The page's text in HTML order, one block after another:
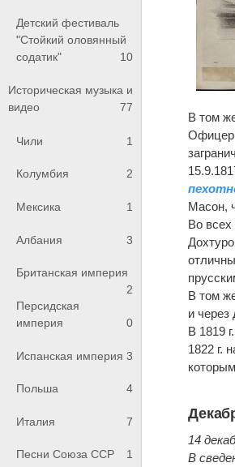
Детский фестиваль
"Стойкий оловянный
содатик"
10
Историческая музыка и
видео
77
Чили 1
Колумбия 2
Мексика 1
Албания 3
Британская империя
2
Персидская
империя
0
Испанская империя 3
Польша 4
Италия 7
Песни Союза ССР 1
В том
Офицер
Масон,
Во
В том
и через
В 1819
1822 г.
14
В